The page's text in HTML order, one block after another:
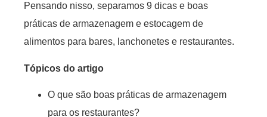
Pensando nisso, separamos 9 dicas e boas
práticas de armazenagem e estocagem de
alimentos para bares, lanchonetes e restaurantes.
Tópicos do artigo
O que são boas práticas de armazenagem
para os restaurantes?